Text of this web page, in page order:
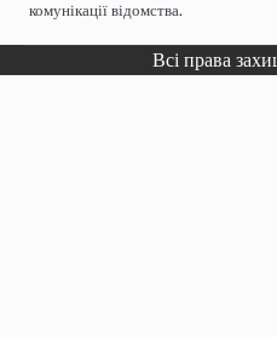
комунікації відомства.
Всі права